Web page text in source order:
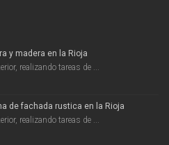
y madera en la Rioja
realizando tareas de ...
de fachada rustica en la Rioja
realizando tareas de ...